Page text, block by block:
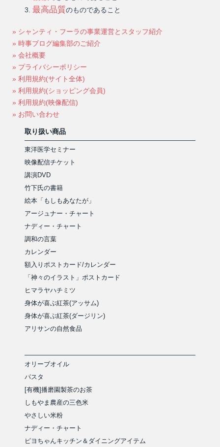
最高品質のものであること
» シャンティ・フーラの事業運営とスタッフ紹介
» 時事ブログ編集部のご紹介
» 会社概要
» プライバシーポリシー
» 利用規約(サイト全体)
» 利用規約(ショッピング会員)
» 利用規約(映像配信)
» お問い合わせ
取り扱い商品
東洋医学セミナー
映像配信チケット
講演DVD
竹下氏の書籍
絵本「もしもあなたが」
アージュナー・チャート
ナディー・チャート
調和の言葉
カレンダー
額入りポストカード/カレンダー
「神々のイラスト」ポストカード
ヒマラヤハチミツ
身体が喜ぶ紅茶(アッサム)
身体が喜ぶ紅茶(ダージリン)
アリサンの自然食品
オリーブオイル
パスタ
[有機]播磨園製茶のお茶
しもやま農産の三色米
やさしい米粉
ナディー・チャート
ピヨちゃんキッチン＆ダイニングアイテム